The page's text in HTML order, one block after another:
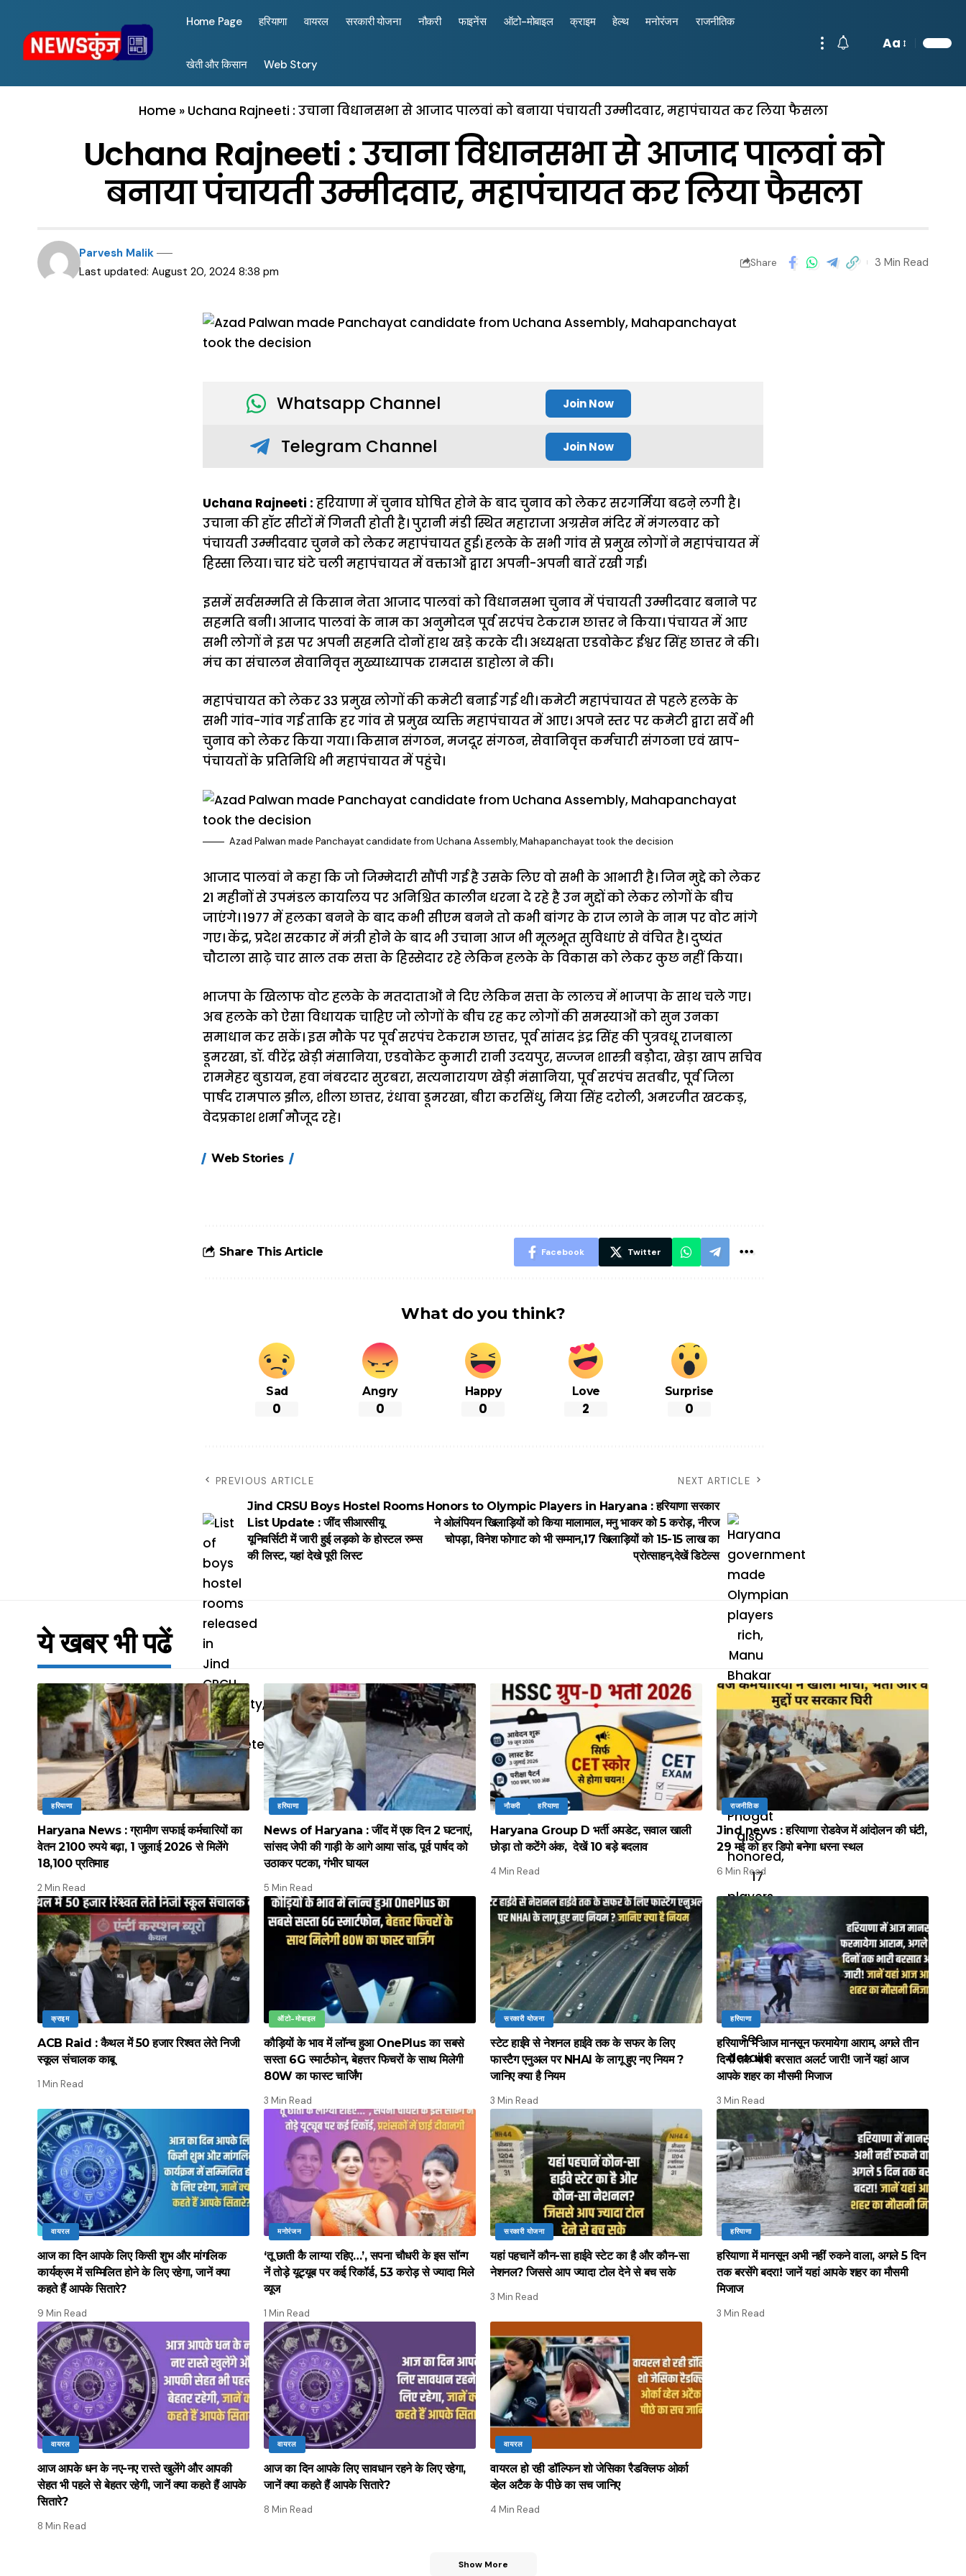
Home Page हरियाणा वायरल सरकारी योजना नौकरी फाइनेंस ऑटो-मोबाइल क्राइम हेल्थ मनोरंजन राजनीतिक
खेती और किसान Web Story
Aa
Home » Uchana Rajneeti : उचाना विधानसभा से आजाद पालवां को बनाया पंचायती उम्मीदवार, महापंचायत कर लिया फैसला
Uchana Rajneeti : उचाना विधानसभा से आजाद पालवां को
बनाया पंचायती उम्मीदवार, महापंचायत कर लिया फैसला
Last updated: August 20, 2024 8:38 pm
Parvesh Malik
Share 3 Min Read
Whatsapp Channel Join Now
Telegram Channel Join Now
Uchana Rajneeti : हरियाणा में चुनाव घोषित होने के बाद चुनाव को लेकर सरगर्मिया बढऩे लगी है।
उचाना की हॉट सीटों में गिनती होती है। पुरानी मंडी स्थित महाराजा अग्रसेन मंदिर में मंगलवार को
पंचायती उम्मीदवार चुनने को लेकर महापंचायत हुई। हलके के सभी गांव से प्रमुख लोगों ने महापंचायत में
हिस्सा लिया। चार घंटे चली महापंचायत में वक्ताओं द्वारा अपनी-अपनी बातें रखी गई।
इसमें सर्वसम्मति से किसान नेता आजाद पालवां को विधानसभा चुनाव में पंचायती उम्मीदवार बनाने पर
सहमति बनी। आजाद पालवां के नाम का अनुमोदन पूर्व सरपंच टेकराम छात्तर ने किया। पंचायत में आए
सभी लोगों ने इस पर अपनी सहमति दोनों हाथ खड़े करके दी। अध्यक्षता एडवोकेट ईश्वर सिंह छात्तर ने की।
मंच का संचालन सेवानिवृत्त मुख्याध्यापक रामदास डाहोला ने की।
महापंचायत को लेकर 33 प्रमुख लोगों की कमेटी बनाई गई थी। कमेटी महापंचायत से पहले हलके के
सभी गांव-गांव गई ताकि हर गांव से प्रमुख व्यक्ति महापंचायत में आए। अपने स्तर पर कमेटी द्वारा सर्वे भी
चुनाव को लेकर किया गया। किसान संगठन, मजदूर संगठन, सेवानिवृत्त कर्मचारी संगठना एवं खाप-
पंचायतों के प्रतिनिधि भी महापंचायत में पहुंचे।
Azad Palwan made Panchayat candidate from Uchana Assembly, Mahapanchayat took the decision
आजाद पालवां ने कहा कि जो जिम्मेदारी सौंपी गई है उसके लिए वो सभी के आभारी है। जिन मुद्दे को लेकर
21 महीनों से उपमंडल कार्यालय पर अनिश्चित कालीन धरना दे रहे है उन मुद्दों को लेकर लोगों के बीच
जाएंगे। 1977 में हलका बनने के बाद कभी सीएम बनने तो कभी बांगर के राज लाने के नाम पर वोट मांगे
गए। केंद्र, प्रदेश सरकार में मंत्री होने के बाद भी उचाना आज भी मूलभूत सुविधाएं से वंचित है। दुष्यंत
चौटाला साढ़े चार साल तक सत्ता के हिस्सेदार रहे लेकिन हलके के विकास को लेकर कुछ नहीं किया।
भाजपा के खिलाफ वोट हलके के मतदाताओं ने दिए लेकिन सत्ता के लालच में भाजपा के साथ चले गए।
अब हलके को ऐसा विधायक चाहिए जो लोगों के बीच रह कर लोगों की समस्याओं को सुन उनका
समाधान कर सकें। इस मौके पर पूर्व सरपंच टेकराम छात्तर, पूर्व सांसद इंद्र सिंह की पुत्रवधू राजबाला
डूमरखा, डॉ. वीरेंद्र खेड़ी मंसानिया, एडवोकेट कुमारी रानी उदयपुर, सज्जन शास्त्री बड़ौदा, खेड़ा खाप सचिव
राममेहर बुडायन, हवा नंबरदार सुरबरा, सत्यनारायण खेड़ी मंसानिया, पूर्व सरपंच सतबीर, पूर्व जिला
पार्षद रामपाल झील, शीला छात्तर, रंधावा डूमरखा, बीरा करसिंधु, मिया सिंह दरोली, अमरजीत खटकड़,
वेदप्रकाश शर्मा मौजूद रहे।
Web Stories
होंगे FASTag के
आसान ट्रिक्स
निगरानी
Share This Article Facebook Twitter
What do you think?
Sad
0
Angry
0
Happy
0
Love
2
Surprise
0
PREVIOUS ARTICLE
Jind CRSU Boys Hostel Rooms
List Update : जींद सीआरसीयू
यूनिवर्सिटी में जारी हुई लड़को के होस्टल रुम्स
की लिस्ट, यहां देखे पूरी लिस्ट
NEXT ARTICLE
Honors to Olympic Players in Haryana : हरियाणा सरकार
ने ओलंपियन खिलाड़ियों को किया मालामाल, मनु भाकर को 5 करोड़, नीरज
चोपड़ा, विनेश फोगाट को भी सम्मान,17 खिलाड़ियों को 15-15 लाख का
प्रोत्साहन,देखें डिटेल्स
ये खबर भी पढें
हरियाणा
Haryana News : ग्रामीण सफाई कर्मचारियों का
वेतन 2100 रुपये बढ़ा, 1 जुलाई 2026 से मिलेंगे
18,100 प्रतिमाह
2 Min Read
हरियाणा
News of Haryana : जींद में एक दिन 2 घटनाएं,
सांसद जेपी की गाड़ी के आगे आया सांड, पूर्व पार्षद को
उठाकर पटका, गंभीर घायल
5 Min Read
नौकरी हरियाणा
Haryana Group D भर्ती अपडेट, सवाल खाली
छोड़ा तो कटेंगे अंक, देखें 10 बड़े बदलाव
4 Min Read
राजनीतिक
Jind news : हरियाणा रोडवेज में आंदोलन की घंटी,
29 मई को हर डिपो बनेगा धरना स्थल
6 Min Read
क्राइम
ACB Raid : कैथल में 50 हजार रिश्वत लेते निजी
स्कूल संचालक काबू
1 Min Read
ऑटो-मोबाइल
कौड़ियों के भाव में लॉन्च हुआ OnePlus का सबसे
सस्ता 6G स्मार्टफोन, बेहत्तर फिचरों के साथ मिलेगी
80W का फास्ट चार्जिंग
3 Min Read
सरकारी योजना
स्टेट हाईवे से नेशनल हाईवे तक के सफर के लिए
फास्टैग एनुअल पर NHAI के लागू हुए नए नियम ?
जानिए क्या है नियम
3 Min Read
हरियाणा
हरियाणा में आज मानसून फरमायेगा आराम, अगले तीन
दिनों तक भारी बरसात अलर्ट जारी! जानें यहां आज
आपके शहर का मौसमी मिजाज
3 Min Read
वायरल
आज का दिन आपके लिए किसी शुभ और मांगलिक
कार्यक्रम में सम्मिलित होने के लिए रहेगा, जानें क्या
कहते हैं आपके सितारे?
9 Min Read
मनोरंजन
‘तू छाती कै लाग्या रहिए…’, सपना चौधरी के इस सॉन्ग
नें तोड़े यूट्यूब पर कई रिकॉर्ड, 53 करोड़ से ज्यादा मिले
व्यूज
1 Min Read
सरकारी योजना
यहां पहचानें कौन-सा हाईवे स्टेट का है और कौन-सा
नेशनल? जिससे आप ज्यादा टोल देने से बच सके
3 Min Read
हरियाणा
हरियाणा में मानसून अभी नहीं रुकने वाला, अगले 5 दिन
तक बरसेंगे बदरा! जानें यहां आपके शहर का मौसमी
मिजाज
3 Min Read
वायरल
आज आपके धन के नए-नए रास्ते खुलेंगे और आपकी
सेहत भी पहले से बेहतर रहेगी, जानें क्या कहते हैं आपके
सितारे?
8 Min Read
वायरल
आज का दिन आपके लिए सावधान रहने के लिए रहेगा,
जानें क्या कहते हैं आपके सितारे?
8 Min Read
वायरल
वायरल हो रही डॉल्फिन शो जेसिका रैडक्लिफ ओर्का
व्हेल अटैक के पीछे का सच जानिए
4 Min Read
Show More